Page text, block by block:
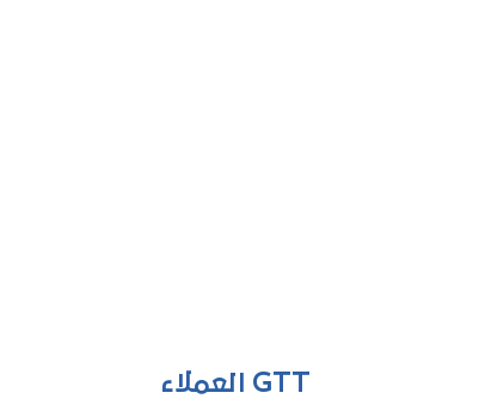
GTT العملاء